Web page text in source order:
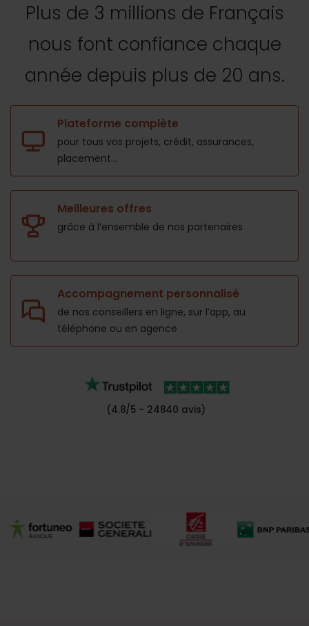
Plus de 3 millions de Français
nous font confiance chaque
année depuis plus de 20 ans.
Plateforme complète
pour tous vos projets, crédit, assurances,
placement...
Meilleures offres
grâce à l’ensemble de nos partenaires
Accompagnement personnalisé
de nos conseillers en ligne, sur l’app, au
téléphone ou en agence
(4.8/5 - 24840 avis)